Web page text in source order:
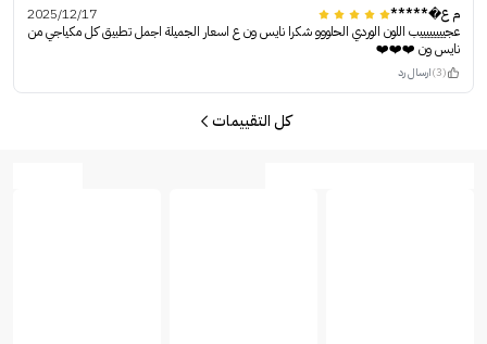
م ع�*****
2025/12/17
عجييييييييب اللون الوردي الحلووو شكرا نايس ون ع اسعار الجميلة اجمل تطبيق كل مكياجي من
نايس ون ❤️❤️❤️
(3) ارسال رد
كل التقييمات